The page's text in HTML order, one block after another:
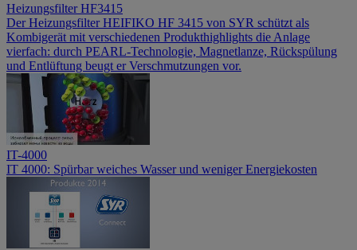
Heizungsfilter HF3415
Der Heizungsfilter HEIFIKO HF 3415 von SYR schützt als
Kombigerät mit verschiedenen Produkthighlights die Anlage
vierfach: durch PEARL-Technologie, Magnetlanze, Rückspülung
und Entlüftung beugt er Verschmutzungen vor.
IT-4000
IT 4000: Spürbar weiches Wasser und weniger Energiekosten